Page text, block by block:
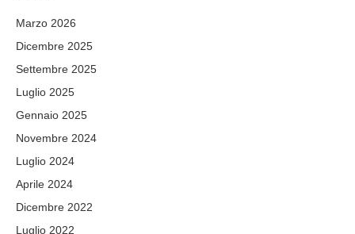
Marzo 2026
Dicembre 2025
Settembre 2025
Luglio 2025
Gennaio 2025
Novembre 2024
Luglio 2024
Aprile 2024
Dicembre 2022
Luglio 2022